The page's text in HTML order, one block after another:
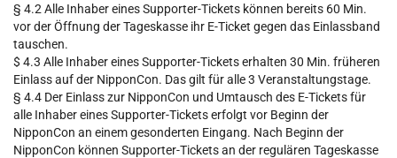
§ 4.2 Alle Inhaber eines Supporter-Tickets können bereits 60 Min.
vor der Öffnung der Tageskasse ihr E-Ticket gegen das Einlassband
tauschen.
$ 4.3 Alle Inhaber eines Supporter-Tickets erhalten 30 Min. früheren
Einlass auf der NipponCon. Das gilt für alle 3 Veranstaltungstage.
§ 4.4 Der Einlass zur NipponCon und Umtausch des E-Tickets für
alle Inhaber eines Supporter-Tickets erfolgt vor Beginn der
NipponCon an einem gesonderten Eingang. Nach Beginn der
NipponCon können Supporter-Tickets an der regulären Tageskasse